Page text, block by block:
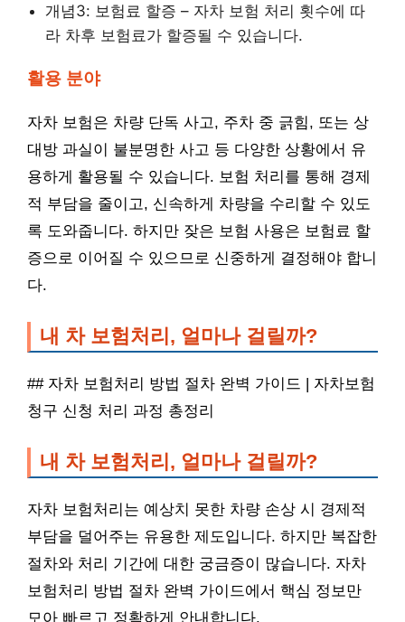
개념3: 보험료 할증 – 자차 보험 처리 횟수에 따
라 차후 보험료가 할증될 수 있습니다.
활용 분야
자차 보험은 차량 단독 사고, 주차 중 긁힘, 또는 상
대방 과실이 불분명한 사고 등 다양한 상황에서 유
용하게 활용될 수 있습니다. 보험 처리를 통해 경제
적 부담을 줄이고, 신속하게 차량을 수리할 수 있도
록 도와줍니다. 하지만 잦은 보험 사용은 보험료 할
증으로 이어질 수 있으므로 신중하게 결정해야 합니
다.
내 차 보험처리, 얼마나 걸릴까?
## 자차 보험처리 방법 절차 완벽 가이드 | 자차보험
청구 신청 처리 과정 총정리
내 차 보험처리, 얼마나 걸릴까?
자차 보험처리는 예상치 못한 차량 손상 시 경제적
부담을 덜어주는 유용한 제도입니다. 하지만 복잡한
절차와 처리 기간에 대한 궁금증이 많습니다. 자차
보험처리 방법 절차 완벽 가이드에서 핵심 정보만
모아 빠르고 정확하게 안내합니다.